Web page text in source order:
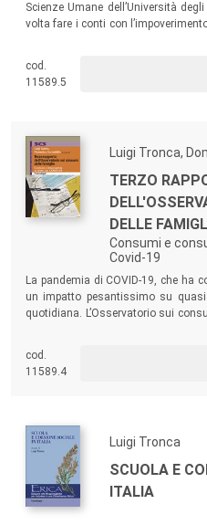
Scienze Umane dell’Università
volta fare i conti con
delle famiglie. Si è, infatti,
acquisti che dei consumi sono
coloro che hanno risentito meno
cod.
11589.5
Luigi Tronca,
TERZO
DELLE
Consumi e
Covid-19
La pandemia di COVID-19, che ha
un impatto pesantissimo su
quotidiana. L’Osservatorio sui
di Scienze Umane
protrarsi della pandemia:
consumatori nel tunnel del
cod.
11589.4
Luigi Tronca
SCUOLA E
ITALIA